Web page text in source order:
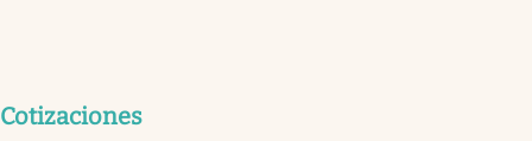
Cotizaciones